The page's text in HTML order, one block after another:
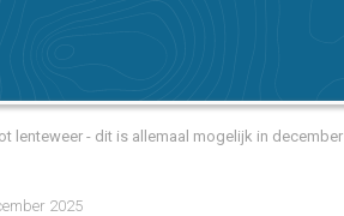
lenteweer - dit is allemaal mogelijk in december
2025